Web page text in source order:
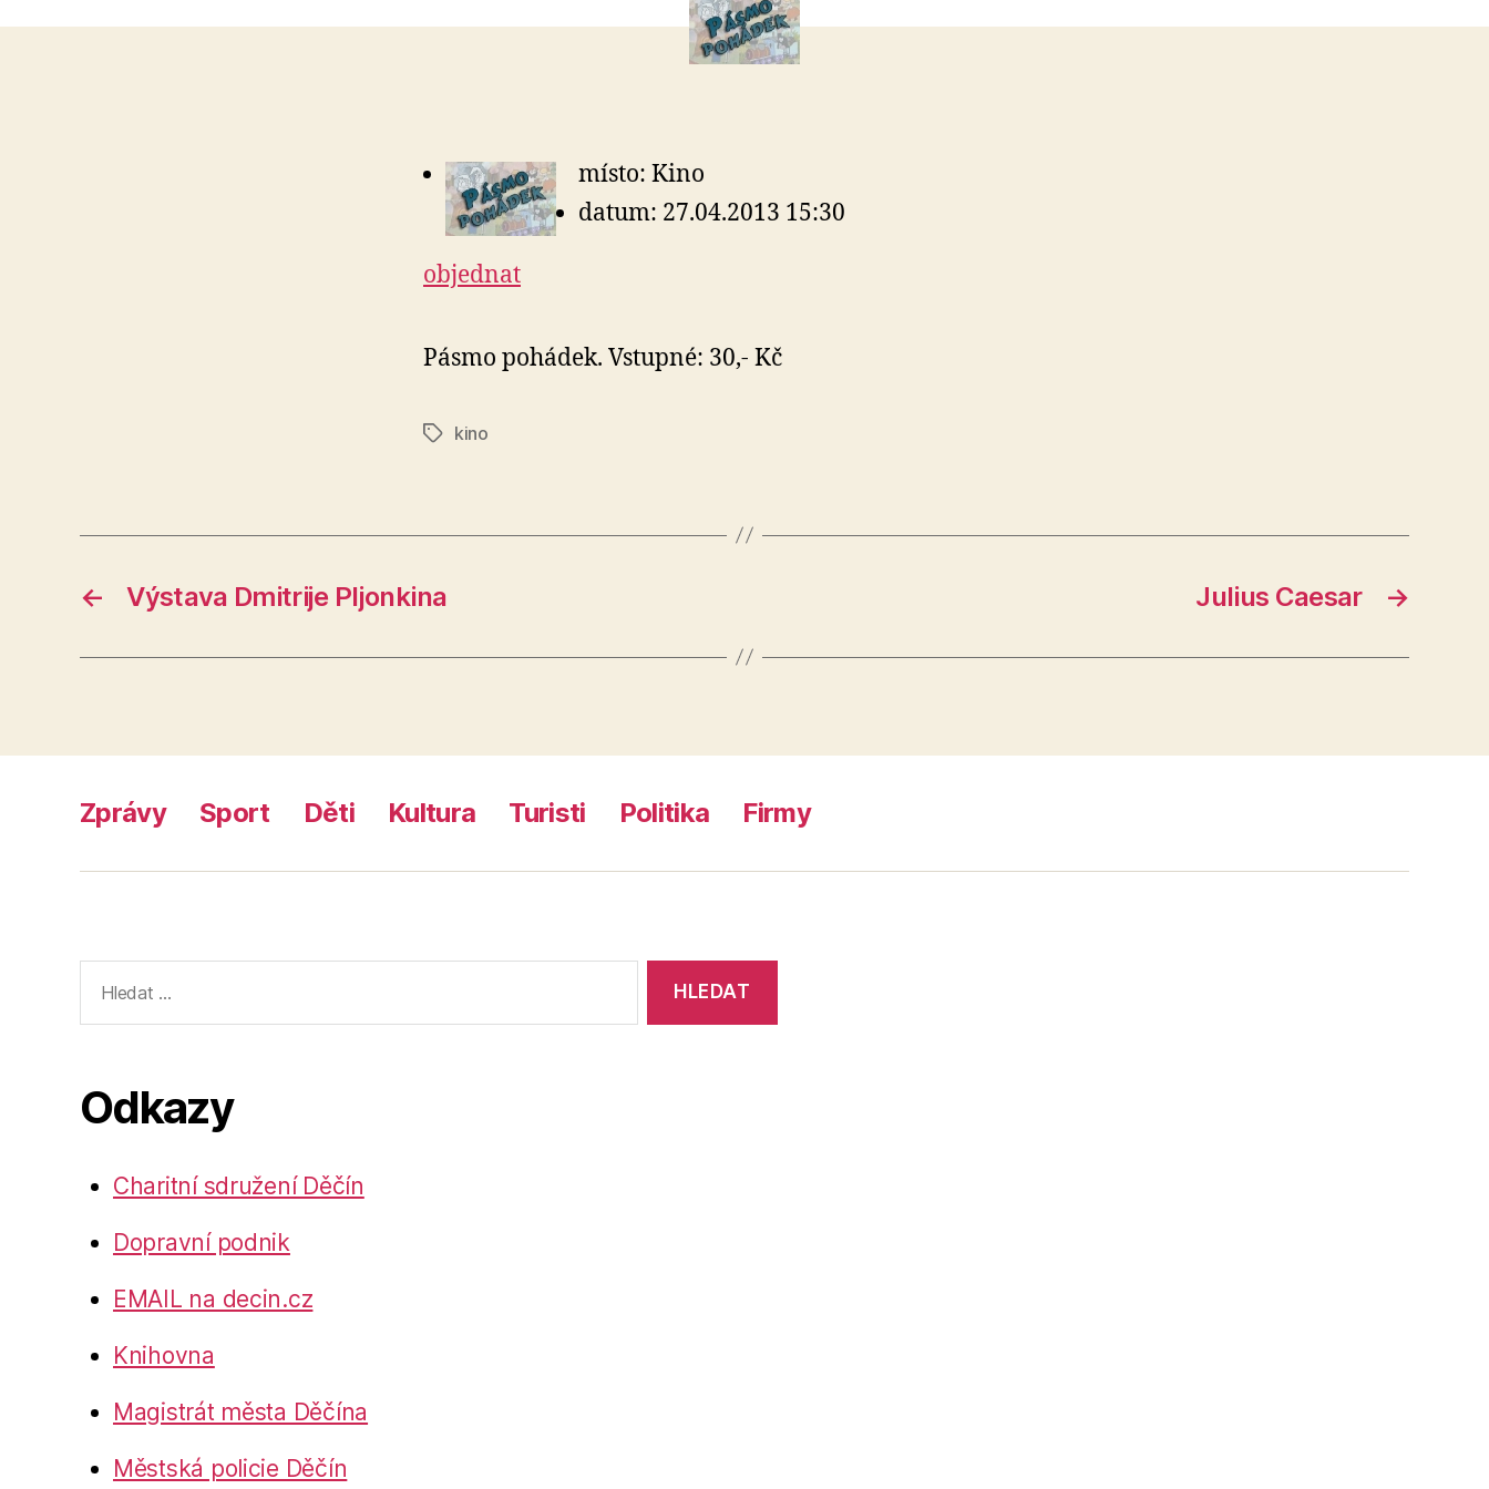
místo: Kino
datum: 27.04.2013 15:30
objednat
Pásmo pohádek. Vstupné: 30,- Kč
Štítkykino
← Výstava Dmitrije Pljonkina →
Julius Caesar
Zprávy Sport Děti Kultura Turisti Politika Firmy
vyhledávání:
Odkazy
Charitní sdružení Děčín
Dopravní podnik
EMAIL na decin.cz
Knihovna
Magistrát města Děčína
Městská policie Děčín